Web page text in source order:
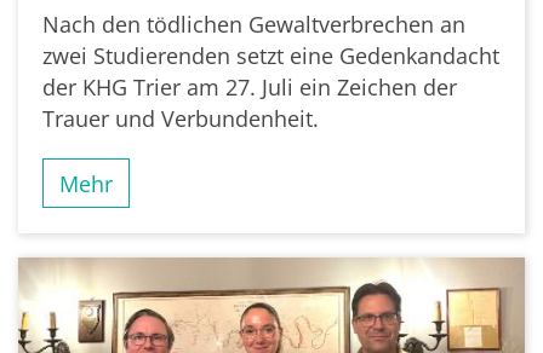
Nach den tödlichen Gewaltverbrechen an
zwei Studierenden setzt eine Gedenkandacht
der KHG Trier am 27. Juli ein Zeichen der
Trauer und Verbundenheit.
Mehr